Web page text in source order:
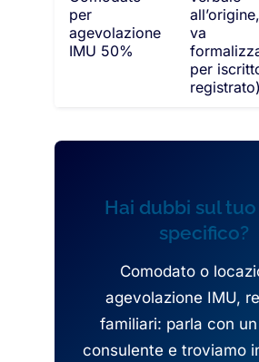
per
agevolazione
IMU 50%
all’origine,
va
per
registrato)
Hai dubbi sul
specifico?
Comodato o
agevolazione IMU,
familiari: parla con
consulente e troviamo